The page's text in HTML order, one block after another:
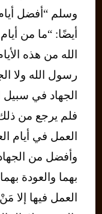
أيضًا: “ما من
الله من هذه
رسول الله ولا
الجهاد في سبيل
العمل في أيام
وأفضل من
بهما والعودة
العمل فيها إلا